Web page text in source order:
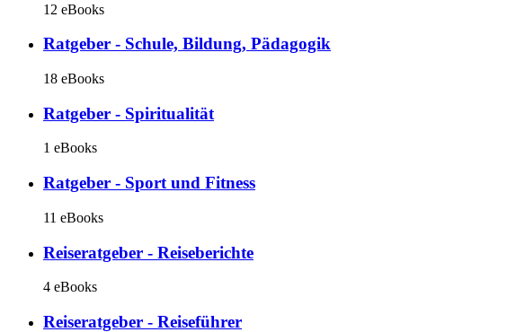
12 eBooks
Ratgeber - Schule, Bildung, Pädagogik
18 eBooks
Ratgeber - Spiritualität
1 eBooks
Ratgeber - Sport und Fitness
11 eBooks
Reiseratgeber - Reiseberichte
4 eBooks
Reiseratgeber - Reiseführer